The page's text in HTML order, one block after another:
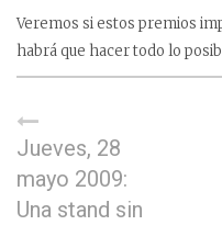
Veremos si estos premios
habrá que hacer todo lo
Jueves, 28
mayo 2009:
Una stand sin